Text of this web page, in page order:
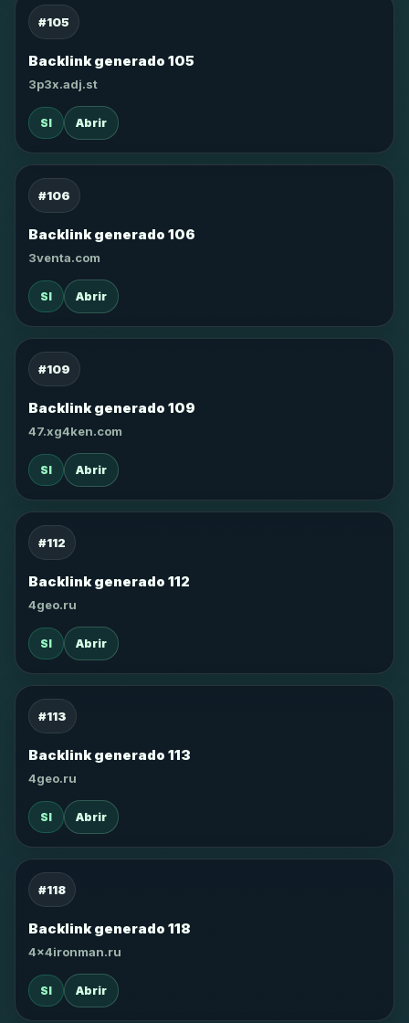
#105
Backlink generado 105
3p3x.adj.st
SI Abrir
#106
Backlink generado 106
3venta.com
SI Abrir
#109
Backlink generado 109
47.xg4ken.com
SI Abrir
#112
Backlink generado 112
4geo.ru
SI Abrir
#113
Backlink generado 113
4geo.ru
SI Abrir
#118
Backlink generado 118
4x4ironman.ru
SI Abrir